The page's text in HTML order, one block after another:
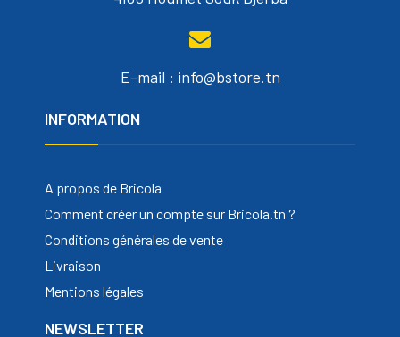
E-mail : info@bstore.tn
INFORMATION
A propos de Bricola
Comment créer un compte sur Bricola.tn ?
Conditions générales de vente
Livraison
Mentions légales
NEWSLETTER